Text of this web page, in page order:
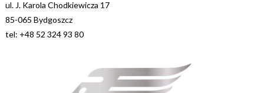
ul. J. Karola Chodkiewicza 17
85-065 Bydgoszcz
tel: +48 52 324 93 80